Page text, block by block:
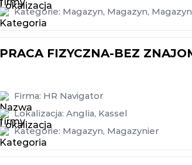
Kategorie: Magazyn, Magazyn,
PRACA FIZYCZNA-BEZ
Firma: HR Navigator
Lokalizacja: Anglia, Kassel
Kategorie: Magazyn, Magazynier